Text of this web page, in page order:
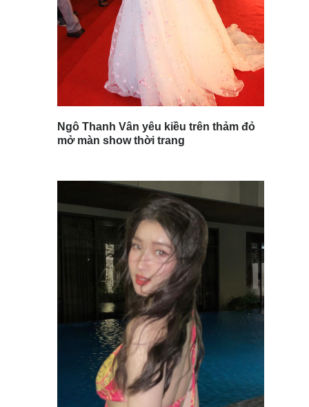
Ngô Thanh Vân yêu kiều trên thảm đỏ
mở màn show thời trang